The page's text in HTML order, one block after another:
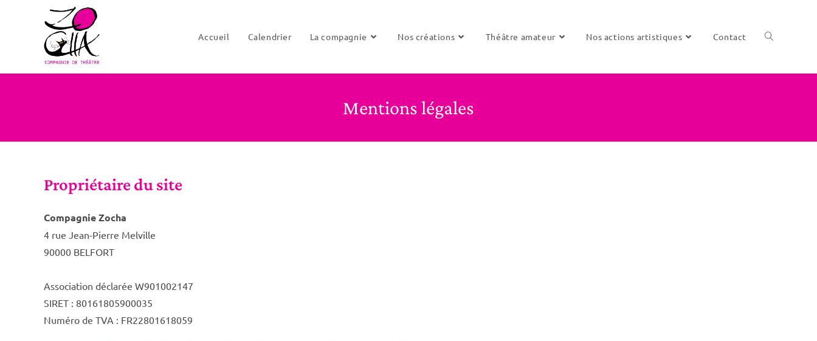
Accueil Calendrier La compagnie Nos créations Théâtre amateur Nos actions artistiques Contact Toggle
Mentions légales
Propriétaire du site
Compagnie Zocha
4 rue Jean-Pierre Melville
90000 BELFORT
Association déclarée W901002147
SIRET : 80161805900035
Numéro de TVA : FR22801618059